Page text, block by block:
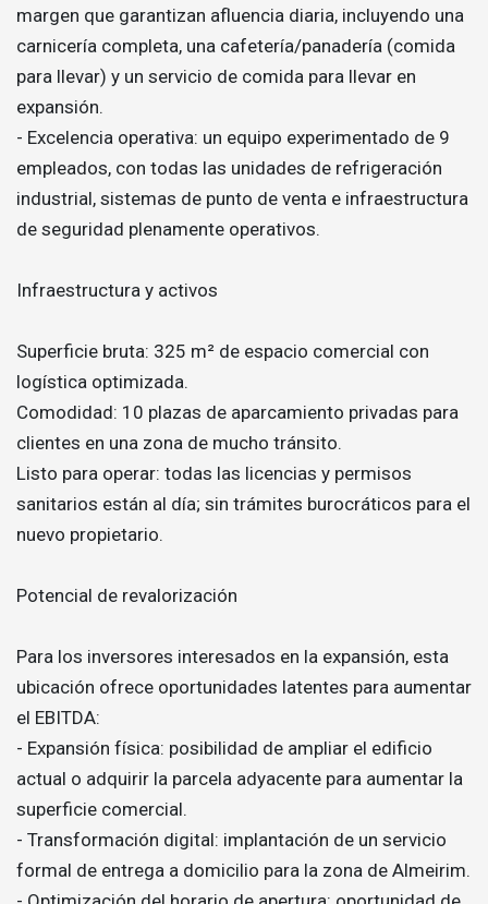
margen que garantizan afluencia diaria, incluyendo una
carnicería completa, una cafetería/panadería (comida
para llevar) y un servicio de comida para llevar en
expansión.
- Excelencia operativa: un equipo experimentado de 9
empleados, con todas las unidades de refrigeración
industrial, sistemas de punto de venta e infraestructura
de seguridad plenamente operativos.
Infraestructura y activos
Superficie bruta: 325 m² de espacio comercial con
logística optimizada.
Comodidad: 10 plazas de aparcamiento privadas para
clientes en una zona de mucho tránsito.
Listo para operar: todas las licencias y permisos
sanitarios están al día; sin trámites burocráticos para el
nuevo propietario.
Potencial de revalorización
Para los inversores interesados en la expansión, esta
ubicación ofrece oportunidades latentes para aumentar
el EBITDA:
- Expansión física: posibilidad de ampliar el edificio
actual o adquirir la parcela adyacente para aumentar la
superficie comercial.
- Transformación digital: implantación de un servicio
formal de entrega a domicilio para la zona de Almeirim.